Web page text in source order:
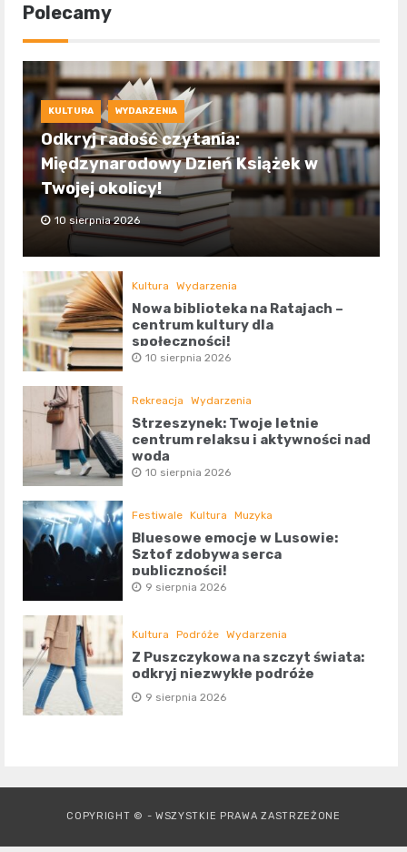
Polecamy
KULTURA WYDARZENIA
Odkryj radość czytania:
Międzynarodowy Dzień Książek w
Twojej okolicy!
10 sierpnia 2026
Kultura Wydarzenia
Nowa biblioteka na Ratajach –
centrum kultury dla
społeczności!
10 sierpnia 2026
Rekreacja Wydarzenia
Strzeszynek: Twoje letnie
centrum relaksu i aktywności nad
wodą
10 sierpnia 2026
Festiwale Kultura Muzyka
Bluesowe emocje w Lusowie:
Sztof zdobywa serca
publiczności!
9 sierpnia 2026
Kultura Podróże Wydarzenia
Z Puszczykowa na szczyt świata:
odkryj niezwykłe podróże
9 sierpnia 2026
COPYRIGHT © - WSZYSTKIE PRAWA ZASTRZEŻONE